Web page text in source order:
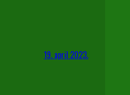
19. april 2023.